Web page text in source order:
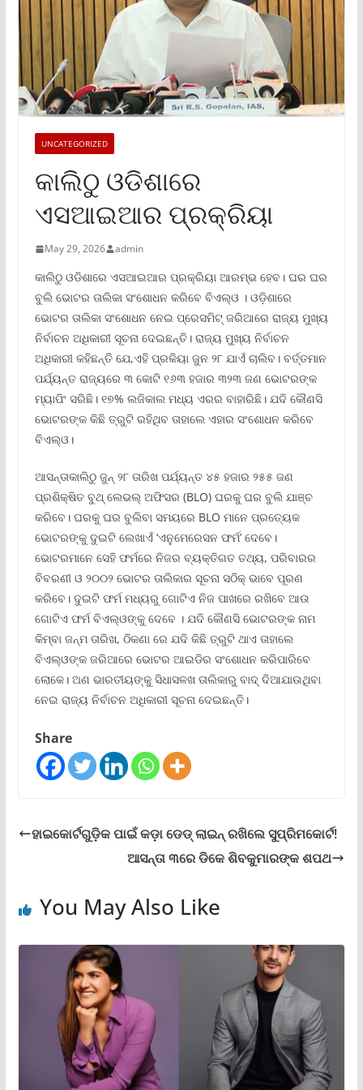
UNCATEGORIZED
କାଲିଠୁ ଓଡିଶାରେ
ଏସଆଇଆର ପ୍ରକ୍ରିୟା
May 29, 2026 admin
କାଲିଠୁ ଓଡିଶାରେ ଏସଆଇଆର ପ୍ରକ୍ରିୟା ଆରମ୍ଭ ହେବ। ଘର ଘର
ବୁଲି ଭୋଟର ତାଲିକା ସଂଶୋଧନ କରିବେ ବିଏଲ୍ଓ । ଓଡ଼ିଶାରେ
ଭୋଟର ତାଲିକା ସଂଶୋଧନ ନେଇ ପ୍ରେସମିଟ୍ ଜରିଆରେ ରାଜ୍ୟ ମୁଖ୍ୟ
ନିର୍ବାଚନ ଅଧିକାରୀ ସୂଚନା ଦେଇଛନ୍ତି। ରାଜ୍ୟ ମୁଖ୍ୟ ନିର୍ବାଚନ
ଅଧିକାରୀ କହିଛନ୍ତି ଯେ,ଏହି ପ୍ରକିୟା ଜୁନ ୨୮ ଯାଏଁ ଚାଲିବ। ବର୍ତ୍ତମାନ
ପର୍ଯ୍ୟନ୍ତ ରାଜ୍ୟରେ ୩ କୋଟି ୧୬୩ ହଜାର ୩୨୩ ଜଣ ଭୋଟରଙ୍କ
ମ୍ୟାପିଂ ସରିଛି। ୧୭% ଲଜିକାଲ ମଧ୍ୟ ଏରର ବାହାରିଛି। ଯଦି କୌଣସି
ଭୋଟରଙ୍କ କିଛି ତ୍ରୁଟି ରହିଥିବ ତାହାଲେ ଏହାର ସଂଶୋଧନ କରିବେ
ବିଏଲ୍‌ଓ।
ଆସନ୍ତାକାଲିଠୁ ଜୁନ୍ ୨୮ ତାରିଖ ପର୍ଯ୍ୟନ୍ତ ୪୫ ହଜାର ୨୫୫ ଜଣ
ପ୍ରଶିକ୍ଷିତ ବୁଥ୍ ଲେଭଲ୍ ଅଫିସର (BLO) ଘରକୁ ଘର ବୁଲି ଯାଞ୍ଚ
କରିବେ। ଘରକୁ ଘର ବୁଲିବା ସମୟରେ BLO ମାନେ ପ୍ରତ୍ୟେକ
ଭୋଟରଙ୍କୁ ଦୁଇଟି ଲେଖାଏଁ ‘ଏନୁମେରେସନ ଫର୍ମ’ ଦେବେ।
ଭୋଟରମାନେ ସେହି ଫର୍ମରେ ନିଜର ବ୍ୟକ୍ତିଗତ ତଥ୍ୟ, ପରିବାରର
ବିବରଣୀ ଓ ୨୦୦୨ ଭୋଟର ତାଲିକାର ସୂଚନା ସଠିକ୍ ଭାବେ ପୂରଣ
କରିବେ। ଦୁଇଟି ଫର୍ମ ମଧ୍ୟରୁ ଗୋଟିଏ ନିଜ ପାଖରେ ରଖିବେ ଆଉ
ଗୋଟିଏ ଫର୍ମ ବିଏଲ୍‌ଓଙ୍କୁ ଦେବେ । ଯଦି କୌଣସି ଭୋଟରଙ୍କ ନାମ
କିମ୍ବା ଜନ୍ମ ତାରିଖ, ଠିକଣା ରେ ଯଦି କିଛି ତ୍ରୁଟି ଥାଏ ତାହାଲେ
ବିଏଲ୍ଓଙ୍କ ଜରିଆରେ ଭୋଟର ଆଇଡିର ସଂଶୋଧନ କରିପାରିବେ
ଲୋକେ। ଅଣ ଭାରତୀୟଙ୍କୁ ସିଧାସଳଖ ତାଲିକାରୁ ବାଦ୍ ଦିଆଯାଉଥିବା
ନେଇ ରାଜ୍ୟ ନିର୍ବାଚନ ଅଧିକାରୀ ସୂଚନା ଦେଇଛନ୍ତି।
Share
ହାଇକୋର୍ଟଗୁଡ଼ିକ ପାଇଁ କଡ଼ା ଡେଡ୍ ଲାଇନ୍ ରଖିଲେ ସୁପ୍ରିମକୋର୍ଟ!
ଆସନ୍ତା ୩ରେ ଡିକେ ଶିବକୁମାରଙ୍କ ଶପଥ
You May Also Like